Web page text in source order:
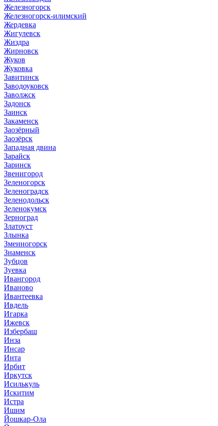
Железногорск
Железногорск-илимский
Жердевка
Жигулевск
Жиздра
Жирновск
Жуков
Жуковка
Завитинск
Заводоуковск
Заволжск
Задонск
Заинск
Закаменск
Заозёрный
Заозёрск
Западная двина
Зарайск
Заринск
Звенигород
Зеленогорск
Зеленоградск
Зеленодольск
Зеленокумск
Зерноград
Златоуст
Злынка
Змеиногорск
Знаменск
Зубцов
Зуевка
Ивангород
Иваново
Ивантеевка
Ивдель
Игарка
Ижевск
Избербаш
Инза
Инсар
Инта
Ирбит
Иркутск
Исилькуль
Искитим
Истра
Ишим
Йошкар-Ола